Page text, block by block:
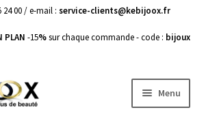
24 00 / e-mail : service-clients@kebijoox.fr
PLAN -15%sur chaque commande - code : bijoux
Menu